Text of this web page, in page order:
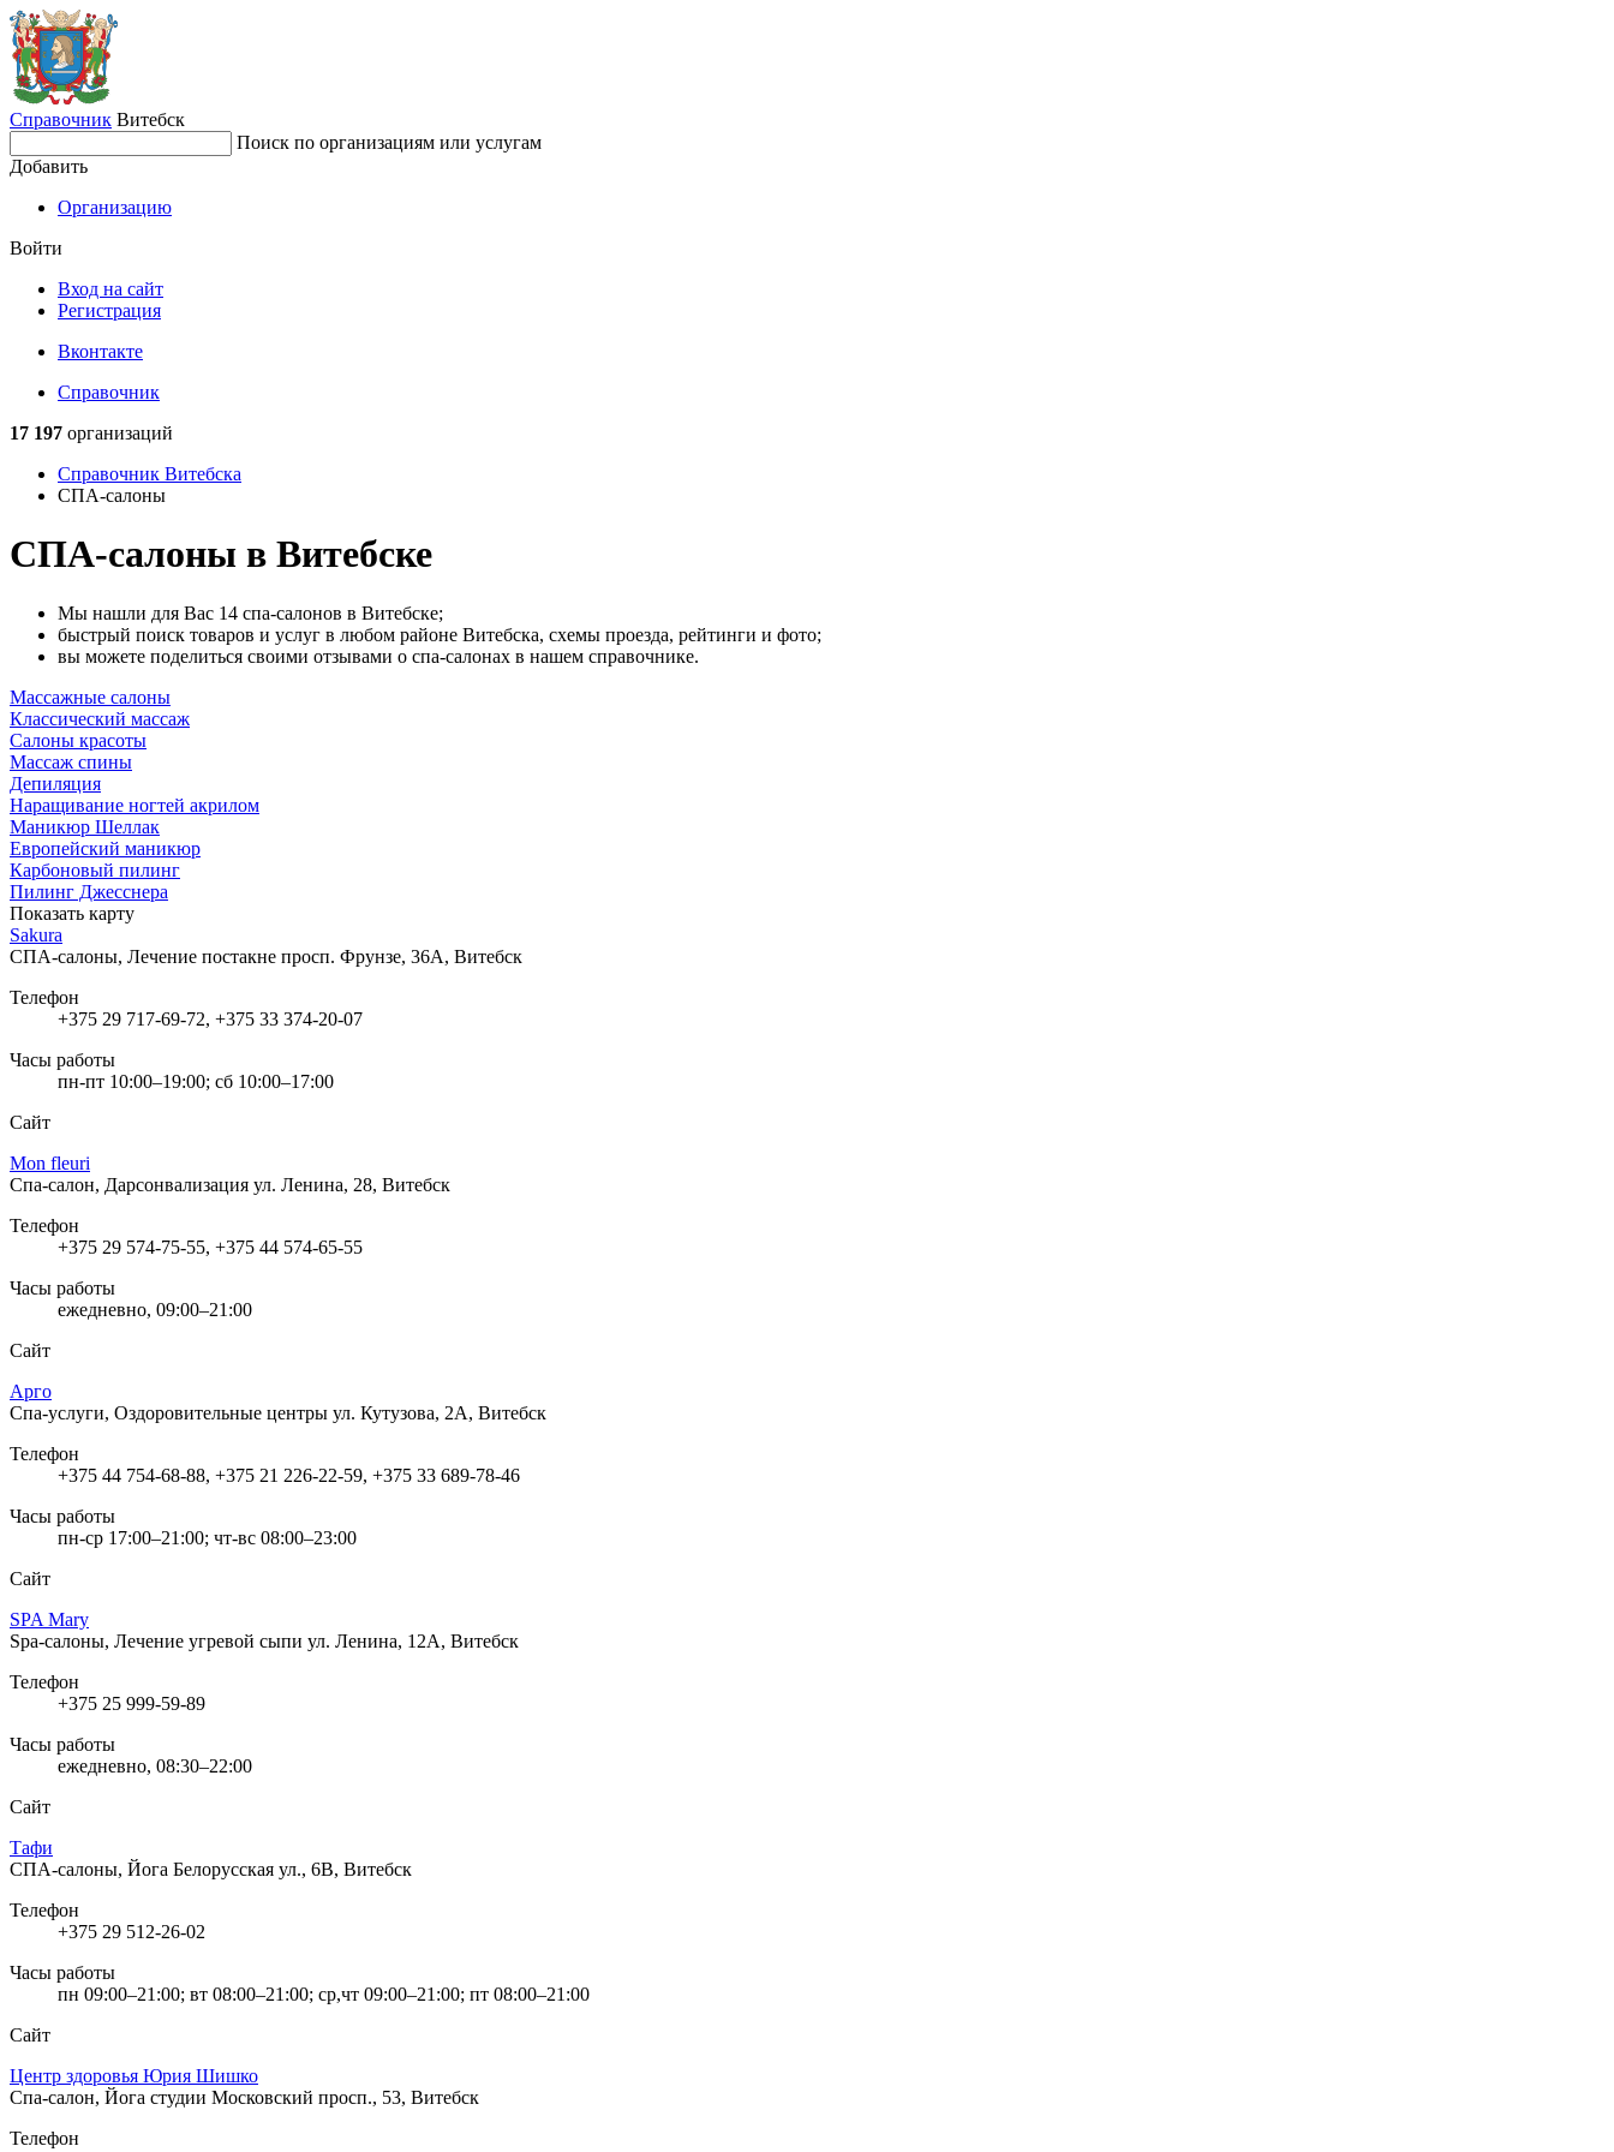
Справочник Витебск
Поиск по организациям или услугам
Добавить
Организацию
Войти
Вход на сайт
Регистрация
Вконтакте
Справочник
17 197 организаций
Справочник Витебска
СПА-салоны
СПА-салоны в Витебске
Мы нашли для Вас 14 спа-салонов в Витебске;
быстрый поиск товаров и услуг в любом районе Витебска, схемы проезда, рейтинги и фото;
вы можете поделиться своими отзывами о спа-салонах в нашем справочнике.
Массажные салоны
Классический массаж
Салоны красоты
Массаж спины
Депиляция
Наращивание ногтей акрилом
Маникюр Шеллак
Европейский маникюр
Карбоновый пилинг
Пилинг Джесснера
Показать карту
Sakura
СПА-салоны, Лечение постакне просп. Фрунзе, 36А, Витебск
Телефон
+375 29 717-69-72, +375 33 374-20-07
Часы работы
пн-пт 10:00–19:00; сб 10:00–17:00
Сайт
Mon fleuri
Спа-салон, Дарсонвализация ул. Ленина, 28, Витебск
Телефон
+375 29 574-75-55, +375 44 574-65-55
Часы работы
ежедневно, 09:00–21:00
Сайт
Арго
Спа-услуги, Оздоровительные центры ул. Кутузова, 2А, Витебск
Телефон
+375 44 754-68-88, +375 21 226-22-59, +375 33 689-78-46
Часы работы
пн-ср 17:00–21:00; чт-вс 08:00–23:00
Сайт
SPA Mary
Spa-салоны, Лечение угревой сыпи ул. Ленина, 12А, Витебск
Телефон
+375 25 999-59-89
Часы работы
ежедневно, 08:30–22:00
Сайт
Тафи
СПА-салоны, Йога Белорусская ул., 6В, Витебск
Телефон
+375 29 512-26-02
Часы работы
пн 09:00–21:00; вт 08:00–21:00; ср,чт 09:00–21:00; пт 08:00–21:00
Сайт
Центр здоровья Юрия Шишко
Спа-салон, Йога студии Московский просп., 53, Витебск
Телефон